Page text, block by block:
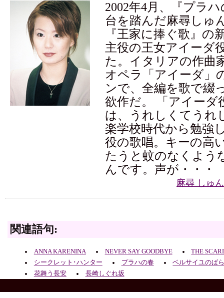
2002年4月、『プラ
台を踏んだ麻尋しゅ
『王家に捧ぐ歌』の
主役の王女アイーダ
た。イタリアの作曲
オペラ「アイーダ」
ンで、全編を歌で綴
欲作だ。 「アイーダ
は、うれしくてうれ
楽学校時代から勉強
役の歌唱。キーの高
たうと蚊のなくよう
んです。声が・・・
麻尋 しゅ
関連語句:
ANNA KARENINA NEVER SAY GOODBYE
THE
シークレット･ハンター
プラハの春
ベルサイユのば
花舞う長安
長崎しぐれ坂